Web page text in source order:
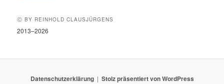
Ⓒ BY REINHOLD CLAUSJÜRGENS
2013–2026
Datenschutzerklärung Stolz präsentiert von WordPress